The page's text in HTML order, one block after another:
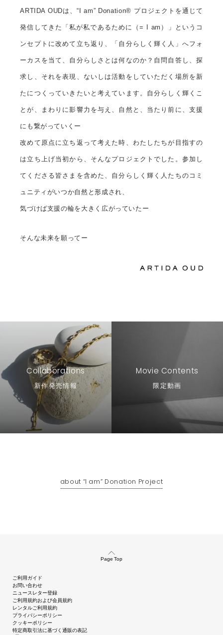
ARTIDA OUDは、“I am” Donation® プロジェクトを通じて
発信してきた「私が私であるために（= I am）」というコ
ンセプトに改めて立ち返り、「自分らしく輝く人」へフォ
ーカスを当て、自分らしさとは何なのか？自問自答し、探
求し、それを表現、ないしは活動をしていただく場所を新
たにつくっていきたいと考えています。自分らしく輝くこ
とが、まわりに影響力を与え、自然と、当たり前に、支援
にも繋がっていくー
改めて原点に立ち返って考えた時、わたしたちが目指すの
は立ち上げ当初から、そんなプロジェクトでした。参加し
てくださる皆さまを含めた、自分らしく輝く人たちのコミ
ュニティがいつか自然と形成され、
気づけば支援の輪を大きく広がっていたー
そんな未来を願ってー
Collaborations
新作発売情報
Movie Contents
限定動画
about “I am” Donation Project
Page Top
ご利用ガイド
お問い合わせ
ニュースレター登録
ご利用規約および会員規約
レンタルご利用規約
プライバシーポリシー
クッキーポリシー
特定商取引法に基づく通販の表記